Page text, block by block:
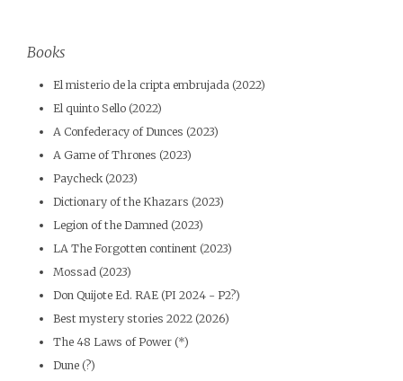
Books
El misterio de la cripta embrujada (2022)
El quinto Sello (2022)
A Confederacy of Dunces (2023)
A Game of Thrones (2023)
Paycheck (2023)
Dictionary of the Khazars (2023)
Legion of the Damned (2023)
LA The Forgotten continent (2023)
Mossad (2023)
Don Quijote Ed. RAE (PI 2024 - P2?)
Best mystery stories 2022 (2026)
The 48 Laws of Power (*)
Dune (?)